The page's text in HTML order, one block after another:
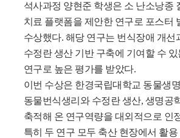
석사과정 양현준 학생은 소 난소낭종
치료 플랫폼을 제안한 연구로 포스터
수상했다. 해당 연구는 번식장애 개선
수정란 생산 기반 구축에 기여할 수
연구로 높은 평가를 받았다.
이번 수상은 한경국립대학교 동물생
동물번식생리와 수정란 생산, 생명공
축적해 온 연구역량을 대외적으로 인
특히 두 연구 모두 축산 현장에서 활